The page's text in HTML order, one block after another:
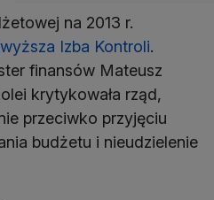
na 2013 r.
Izba Kontroli.
finansów Mateusz
krytykowała rząd,
przeciwko przyjęciu
budżetu i nieudzielenie